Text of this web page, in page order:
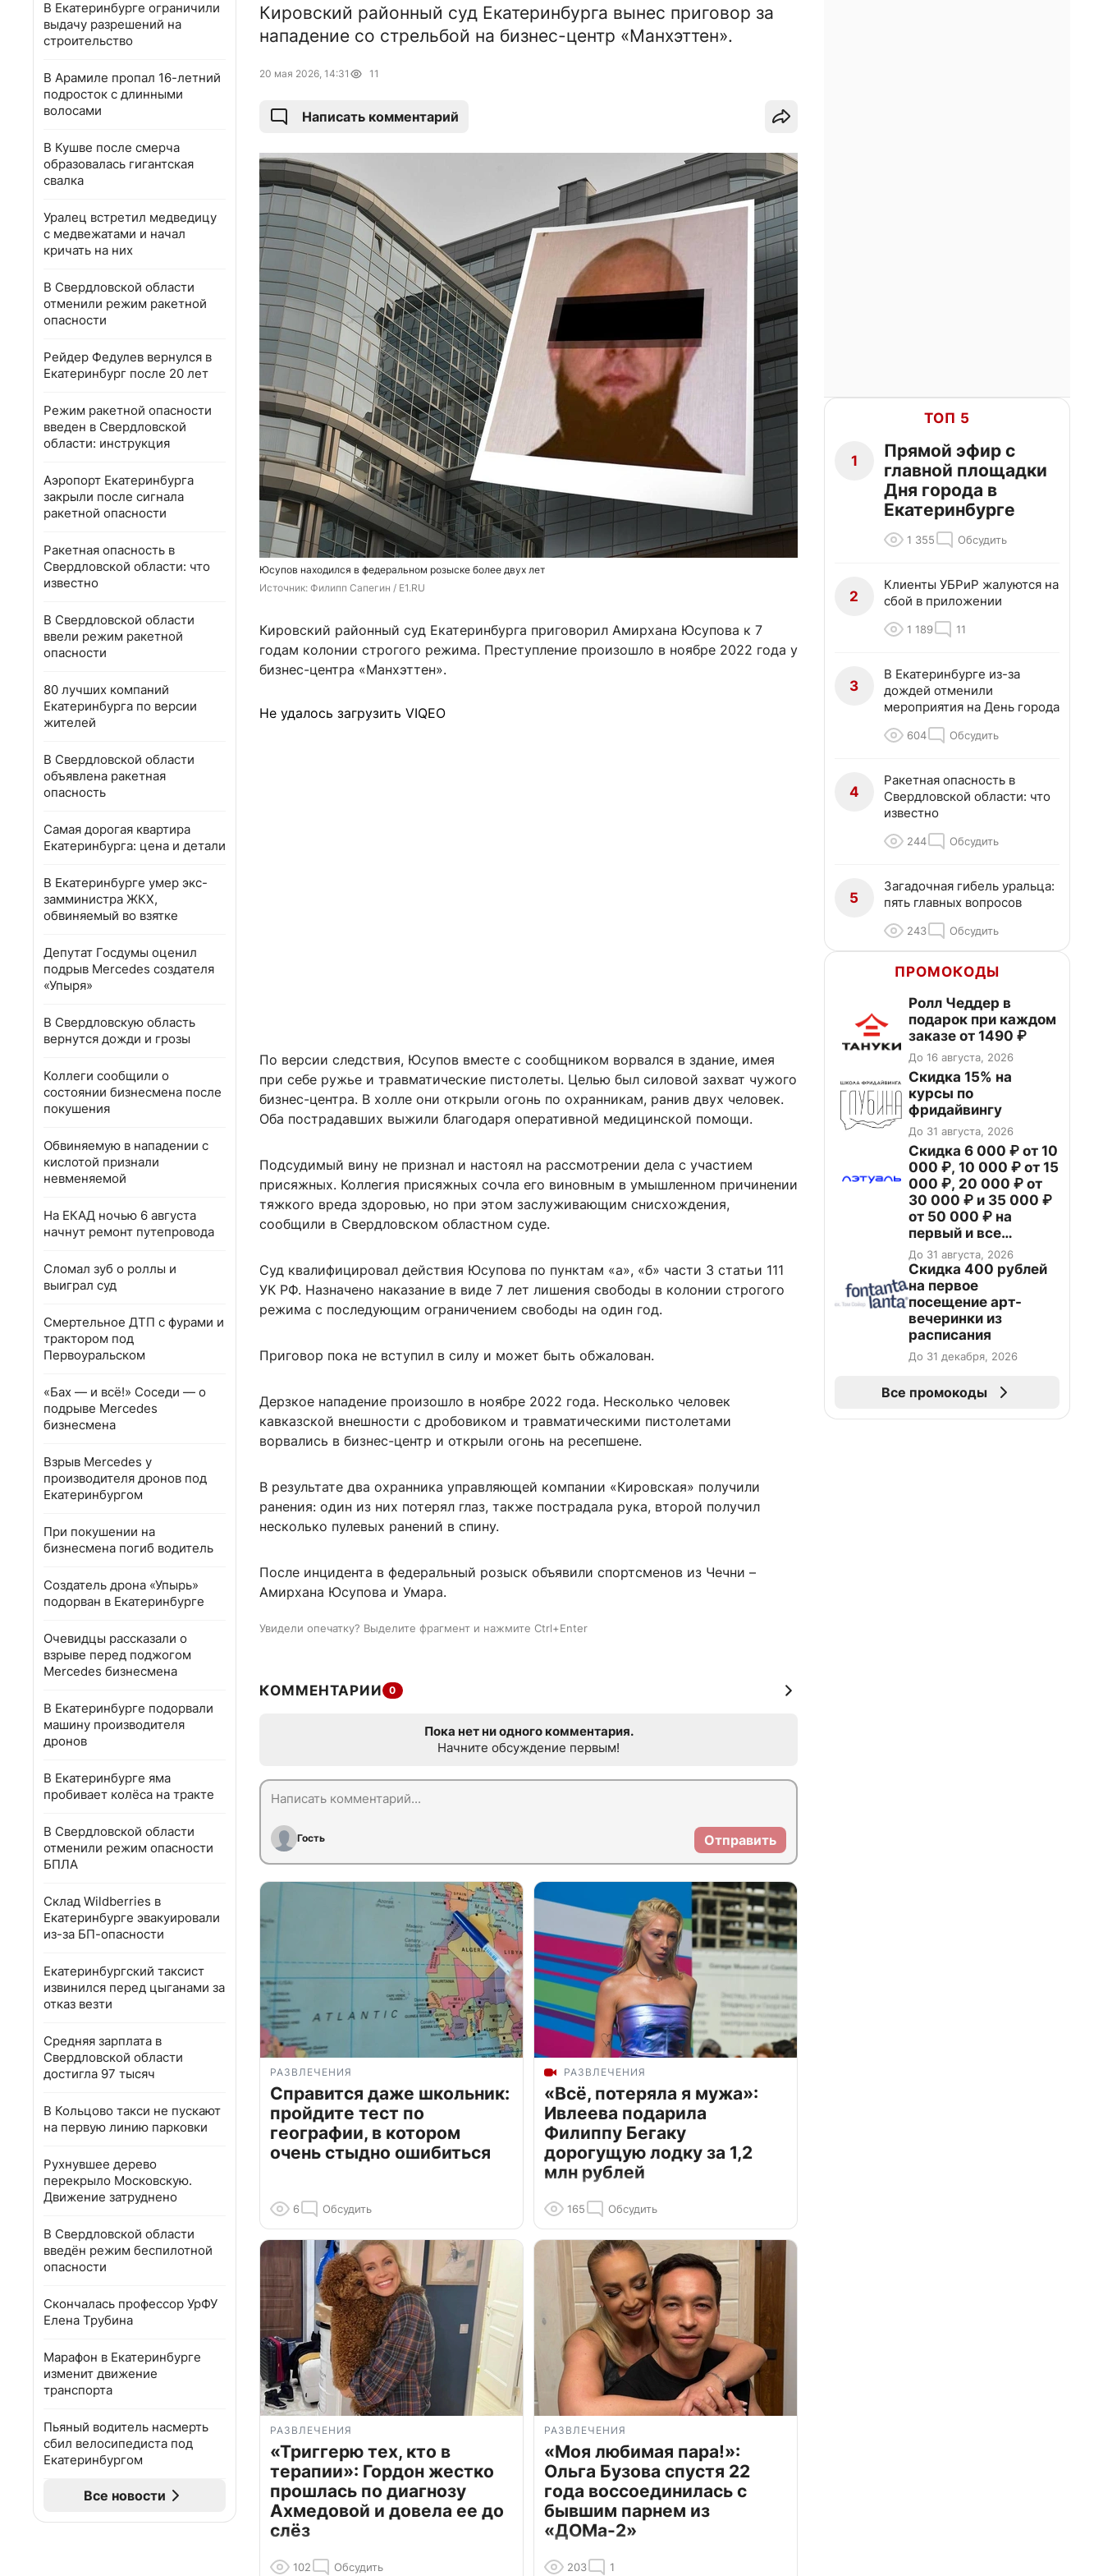
В Екатеринбурге ограничили
выдачу разрешений на
строительство
В Арамиле пропал 16-летний
подросток с длинными
волосами
В Кушве после смерча
образовалась гигантская
свалка
Уралец встретил медведицу
с медвежатами и начал
кричать на них
В Свердловской области
отменили режим ракетной
опасности
Рейдер Федулев вернулся в
Екатеринбург после 20 лет
Режим ракетной опасности
введен в Свердловской
области: инструкция
Аэропорт Екатеринбурга
закрыли после сигнала
ракетной опасности
Ракетная опасность в
Свердловской области: что
известно
В Свердловской области
ввели режим ракетной
опасности
80 лучших компаний
Екатеринбурга по версии
жителей
В Свердловской области
объявлена ракетная
опасность
Самая дорогая квартира
Екатеринбурга: цена и детали
В Екатеринбурге умер экс-
замминистра ЖКХ,
обвиняемый во взятке
Депутат Госдумы оценил
подрыв Mercedes создателя
«Упыря»
В Свердловскую область
вернутся дожди и грозы
Коллеги сообщили о
состоянии бизнесмена после
покушения
Обвиняемую в нападении с
кислотой признали
невменяемой
На ЕКАД ночью 6 августа
начнут ремонт путепровода
Сломал зуб о роллы и
выиграл суд
Смертельное ДТП с фурами и
трактором под
Первоуральском
«Бах — и всё!» Соседи — о
подрыве Mercedes
бизнесмена
Взрыв Mercedes у
производителя дронов под
Екатеринбургом
При покушении на
бизнесмена погиб водитель
Создатель дрона «Упырь»
подорван в Екатеринбурге
Очевидцы рассказали о
взрыве перед поджогом
Mercedes бизнесмена
В Екатеринбурге подорвали
машину производителя
дронов
В Екатеринбурге яма
пробивает колёса на тракте
В Свердловской области
отменили режим опасности
БПЛА
Склад Wildberries в
Екатеринбурге эвакуировали
из-за БП-опасности
Екатеринбургский таксист
извинился перед цыганами за
отказ везти
Средняя зарплата в
Свердловской области
достигла 97 тысяч
В Кольцово такси не пускают
на первую линию парковки
Рухнувшее дерево
перекрыло Московскую.
Движение затруднено
В Свердловской области
введён режим беспилотной
опасности
Скончалась профессор УрФУ
Елена Трубина
Марафон в Екатеринбурге
изменит движение
транспорта
Пьяный водитель насмерть
сбил велосипедиста под
Екатеринбургом
Все новости
Кировский районный суд Екатеринбурга вынес приговор за
нападение со стрельбой на бизнес-центр «Манхэттен».
20 мая 2026, 14:31 11
Написать комментарий
Юсупов находился в федеральном розыске более двух лет
Источник: Филипп Сапегин / E1.RU
Кировский районный суд Екатеринбурга приговорил Амирхана Юсупова к 7
годам колонии строгого режима. Преступление произошло в ноябре 2022 года у
бизнес-центра «Манхэттен».
Не удалось загрузить VIQEO
По версии следствия, Юсупов вместе с сообщником ворвался в здание, имея
при себе ружье и травматические пистолеты. Целью был силовой захват чужого
бизнес-центра. В холле они открыли огонь по охранникам, ранив двух человек.
Оба пострадавших выжили благодаря оперативной медицинской помощи.
Подсудимый вину не признал и настоял на рассмотрении дела с участием
присяжных. Коллегия присяжных сочла его виновным в умышленном причинении
тяжкого вреда здоровью, но при этом заслуживающим снисхождения,
сообщили в Свердловском областном суде.
Суд квалифицировал действия Юсупова по пунктам «а», «б» части 3 статьи 111
УК РФ. Назначено наказание в виде 7 лет лишения свободы в колонии строгого
режима с последующим ограничением свободы на один год.
Приговор пока не вступил в силу и может быть обжалован.
Дерзкое нападение произошло в ноябре 2022 года. Несколько человек
кавказской внешности с дробовиком и травматическими пистолетами
ворвались в бизнес-центр и открыли огонь на ресепшене.
В результате два охранника управляющей компании «Кировская» получили
ранения: один из них потерял глаз, также пострадала рука, второй получил
несколько пулевых ранений в спину.
После инцидента в федеральный розыск объявили спортсменов из Чечни –
Амирхана Юсупова и Умара.
Увидели опечатку? Выделите фрагмент и нажмите Ctrl+Enter
КОММЕНТАРИИ 0
Пока нет ни одного комментария.
Начните обсуждение первым!
Гость Отправить
РАЗВЛЕЧЕНИЯ
Справится даже школьник:
пройдите тест по
географии, в котором
очень стыдно ошибиться
6 Обсудить
РАЗВЛЕЧЕНИЯ
«Всё, потеряла я мужа»:
Ивлеева подарила
Филиппу Бегаку
дорогущую лодку за 1,2
млн рублей
165 Обсудить
РАЗВЛЕЧЕНИЯ
«Триггерю тех, кто в
терапии»: Гордон жестко
прошлась по диагнозу
Ахмедовой и довела ее до
слёз
102 Обсудить
РАЗВЛЕЧЕНИЯ
«Моя любимая пара!»:
Ольга Бузова спустя 22
года воссоединилась с
бывшим парнем из
«ДОМа-2»
203 1
ТОП 5
1
Прямой эфир с
главной площадки
Дня города в
Екатеринбурге
1 355 Обсудить
2
Клиенты УБРиР жалуются на
сбой в приложении
1 189 11
3
В Екатеринбурге из-за
дождей отменили
мероприятия на День города
604 Обсудить
4
Ракетная опасность в
Свердловской области: что
известно
244 Обсудить
5
Загадочная гибель уральца:
пять главных вопросов
243 Обсудить
ПРОМОКОДЫ
Ролл Чеддер в
подарок при каждом
заказе от 1490 ₽
До 16 августа, 2026
Скидка 15% на
курсы по
фридайвингу
До 31 августа, 2026
Скидка 6 000 ₽ от 10
000 ₽, 10 000 ₽ от 15
000 ₽, 20 000 ₽ от
30 000 ₽ и 35 000 ₽
от 50 000 ₽ на
первый и все
повторные заказы по
промокоду НАБЕРИ
До 31 августа, 2026
Cкидка 400 рублей
на первое
посещение арт-
вечеринки из
расписания
До 31 декабря, 2026
Все промокоды